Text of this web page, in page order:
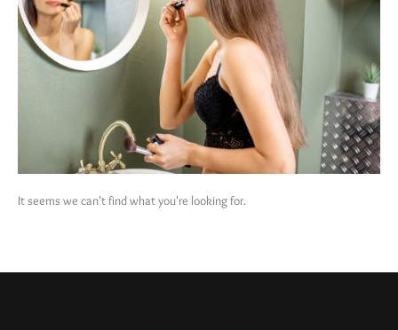
It seems we can't find what you're looking for.